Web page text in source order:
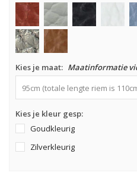
Kies je maat: Maatinformatie
95cm (totale lengte riem is
Kies je kleur gesp:
Goudkleurig
Zilverkleurig